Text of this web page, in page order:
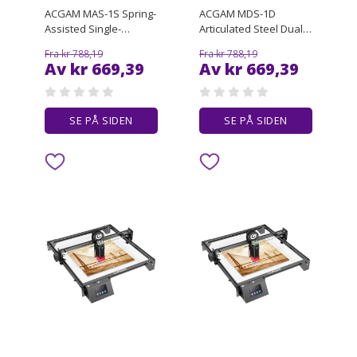
ACGAM MAS-1S Spring-
Assisted Single-
Flexible Angle and
Installation
Fra kr 788,19
Av kr 669,39
SE PÅ SIDEN
ACGAM MDS-1D
Articulated Steel Dual-
Flexible Angle and
Installation
Fra kr 788,19
Av kr 669,39
SE PÅ SIDEN